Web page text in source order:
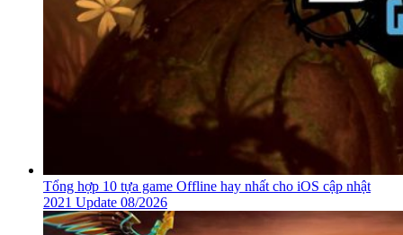
Tổng hợp 10 tựa game Offline hay nhất cho iOS cập nhật
2021 Update 08/2026